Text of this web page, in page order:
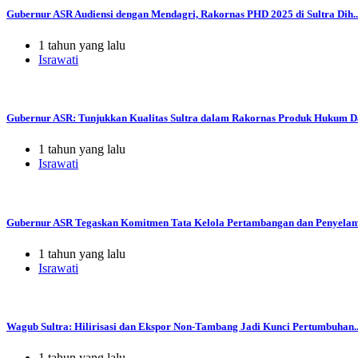
Gubernur ASR Audiensi dengan Mendagri, Rakornas PHD 2025 di Sultra
1 tahun yang lalu
Israwati
Gubernur ASR: Tunjukkan Kualitas Sultra dalam Rakornas Produk Hukum
1 tahun yang lalu
Israwati
Gubernur ASR Tegaskan Komitmen Tata Kelola Pertambangan dan
1 tahun yang lalu
Israwati
Wagub Sultra: Hilirisasi dan Ekspor Non-Tambang Jadi Kunci